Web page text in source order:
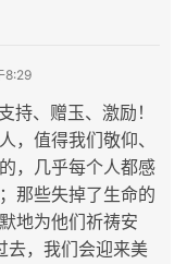
8:29
持、赠玉、激励！
，值得我们敬仰、
，几乎每个人都感
那些失掉了生命的
地为他们祈祷安
，我们会迎来美